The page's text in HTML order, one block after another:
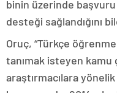
binin üzerinde başvuru
desteği sağlandığını
Oruç, “Türkçe
tanımak isteyen
araştırmacılara